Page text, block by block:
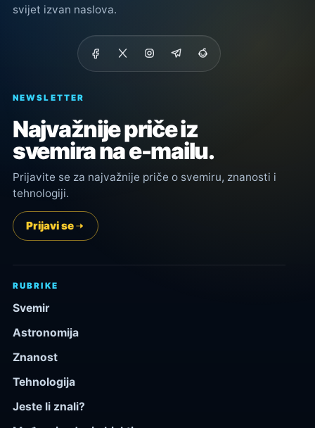
svijet izvan naslova.
NEWSLETTER
Najvažnije priče iz
svemira na e-mailu.
Prijavite se za najvažnije priče o svemiru, znanosti i
tehnologiji.
Prijavi se
RUBRIKE
Svemir
Astronomija
Znanost
Tehnologija
Jeste li znali?